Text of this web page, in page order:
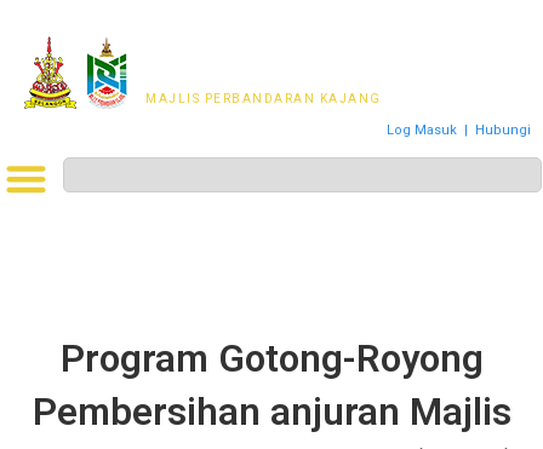
MAJLIS PERBANDARAN KAJANG
Log Masuk | Hubungi
Program Gotong-Royong
Pembersihan anjuran Majlis